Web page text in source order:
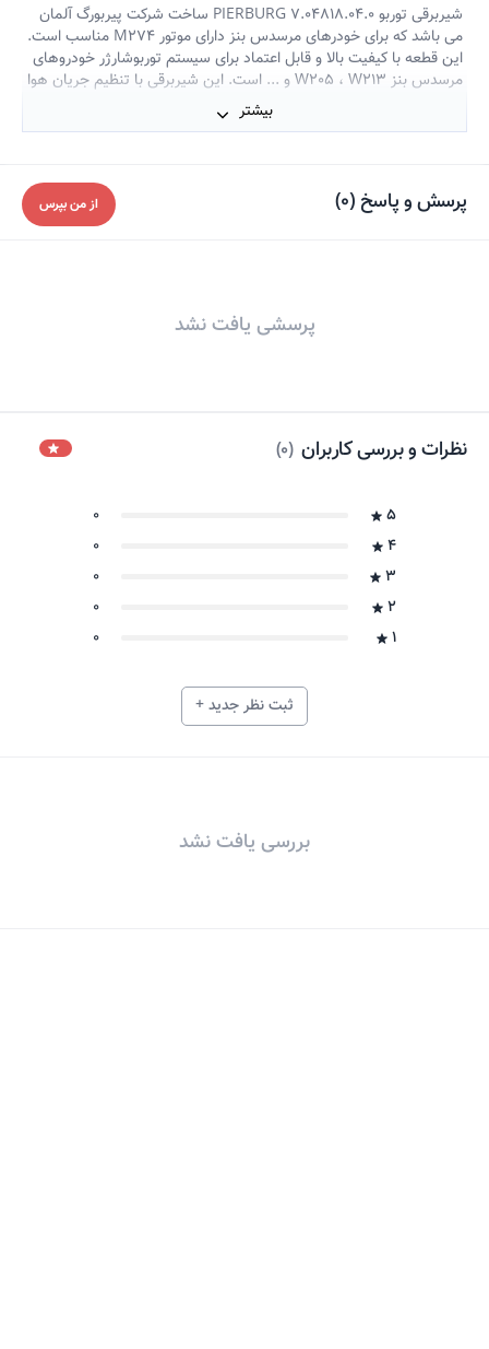
شیربرقی توربو PIERBURG 7.04818.04.0 ساخت شرکت پیربورگ آلمان
می باشد که برای خودرهای مرسدس بنز دارای موتور M274 مناسب است.
این قطعه با کیفیت بالا و قابل اعتماد برای سیستم توربوشارژر خودروهای
مرسدس بنز W205 ، W213 و ... است. این شیربرقی با تنظیم جریان هوا
در توربوشارژر، عملکرد بهینه و جلوگیری از آسیب به موتور را تضمین
می‌کند. با نصب این قطعه، می‌توانید انتظار بهبود پاسخ‌دهی موتور،
در ارتباط باشید.
بیشتر
پرسش و پاسخ (
0
) از من بپرس
پرسشی یافت نشد
نظرات و بررسی کاربران (
0
)
5
0
4
0
3
0
2
0
1
0
ثبت نظر جدید +
بررسی یافت نشد